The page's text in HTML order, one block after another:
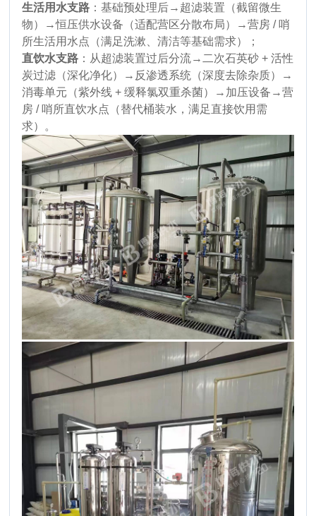
生活用水支路 ：基础预处理后→超滤装置（截留微生
物）→恒压供水设备（适配营区分散布局）→营房 / 哨
所生活用水点（满足洗漱、清洁等基础需求）；
直饮水支路 ：从超滤装置过后分流→二次石英砂 + 活性
炭过滤（深化净化）→反渗透系统（深度去除杂质）→
消毒单元（紫外线 + 缓释氯双重杀菌）→加压设备→营
房 / 哨所直饮水点（替代桶装水，满足直接饮用需
求）。